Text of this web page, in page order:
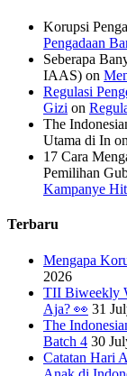
Korupsi
Pengadaan
Seberapa
IAAS) on
Regulasi
Gizi on
The
Utama di In on
17 Cara
Pemilihan
Kampanye
Terbaru
Mengapa
2026
TII Biweekly
Aja? 👀 31
The
Batch 4 30
Catatan Hari